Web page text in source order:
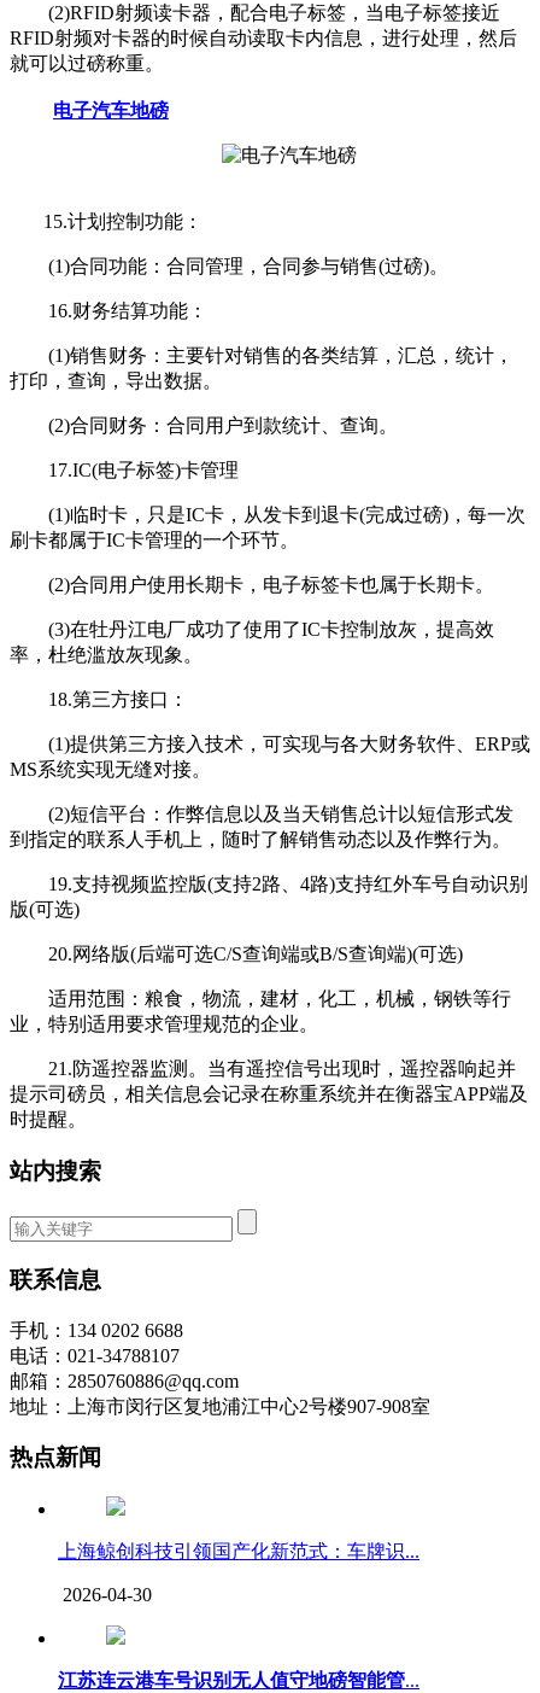
(2)RFID射频读卡器，配合电子标签，当电子标签接近
RFID射频对卡器的时候自动读取卡内信息，进行处理，然后
就可以过磅称重。
电子汽车地磅
15.计划控制功能：
(1)合同功能：合同管理，合同参与销售(过磅)。
16.财务结算功能：
(1)销售财务：主要针对销售的各类结算，汇总，统计，
打印，查询，导出数据。
(2)合同财务：合同用户到款统计、查询。
17.IC(电子标签)卡管理
(1)临时卡，只是IC卡，从发卡到退卡(完成过磅)，每一次
刷卡都属于IC卡管理的一个环节。
(2)合同用户使用长期卡，电子标签卡也属于长期卡。
(3)在牡丹江电厂成功了使用了IC卡控制放灰，提高效
率，杜绝滥放灰现象。
18.第三方接口：
(1)提供第三方接入技术，可实现与各大财务软件、ERP或
MS系统实现无缝对接。
(2)短信平台：作弊信息以及当天销售总计以短信形式发
到指定的联系人手机上，随时了解销售动态以及作弊行为。
19.支持视频监控版(支持2路、4路)支持红外车号自动识别
版(可选)
20.网络版(后端可选C/S查询端或B/S查询端)(可选)
适用范围：粮食，物流，建材，化工，机械，钢铁等行
业，特别适用要求管理规范的企业。
21.防遥控器监测。当有遥控信号出现时，遥控器响起并
提示司磅员，相关信息会记录在称重系统并在衡器宝APP端及
时提醒。
站内搜索
联系信息
手机：134 0202 6688
电话：021-34788107
邮箱：2850760886@qq.com
地址：上海市闵行区复地浦江中心2号楼907-908室
热点新闻
上海鲸创科技引领国产化新范式：车牌识...
2026-04-30
江苏连云港车号识别无人值守地磅智能管...